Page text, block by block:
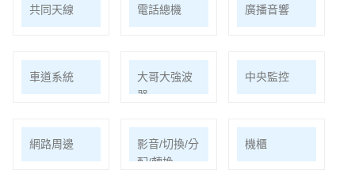
共同天線 電話總機 廣播音響
車道系統
大哥大強波
器
中央監控
網路周邊
影音/切換/分
配/轉換
機櫃